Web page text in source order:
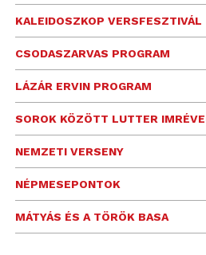
KALEIDOSZKOP VERSFESZTIVÁL
CSODASZARVAS PROGRAM
LÁZÁR ERVIN PROGRAM
SOROK KÖZÖTT LUTTER
NEMZETI VERSENY
NÉPMESEPONTOK
MÁTYÁS ÉS A TÖRÖK BASA